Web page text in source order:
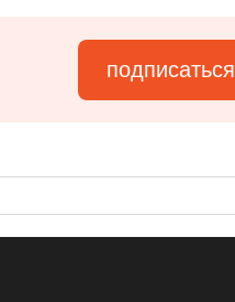
подписаться